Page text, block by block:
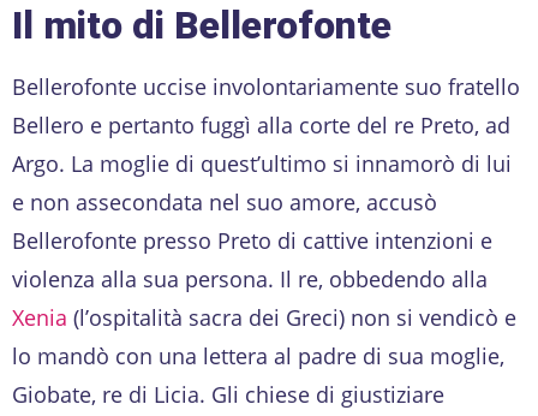
Il mito di Bellerofonte
Bellerofonte uccise involontariamente suo fratello
Bellero e pertanto fuggì alla corte del re Preto, ad
Argo. La moglie di quest’ultimo si innamorò di lui
e non assecondata nel suo amore, accusò
Bellerofonte presso Preto di cattive intenzioni e
violenza alla sua persona. Il re, obbedendo alla
Xenia (l’ospitalità sacra dei Greci) non si vendicò e
lo mandò con una lettera al padre di sua moglie,
Giobate, re di Licia. Gli chiese di giustiziare